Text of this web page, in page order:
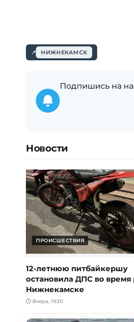
НИЖНЕКАМСК
Подпишись на
Новости
ПРОИСШЕСТВИЯ
12-летнюю питбайкершу
остановила ДПС во время
Нижнекамске
Вчера, 19:30